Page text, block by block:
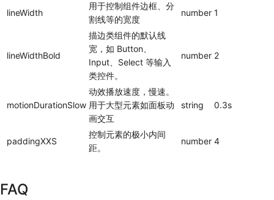
lineWidth
用于控制组件边框、分
割线等的宽度
number 1
lineWidthBold
描边类组件的默认线
宽，如 Button、
Input、Select 等输入
类控件。
number 2
motionDurationSlow
动效播放速度，慢速。
用于大型元素如面板动
画交互
string 0.3s
paddingXXS
控制元素的极小内间
距。
number 4
FAQ